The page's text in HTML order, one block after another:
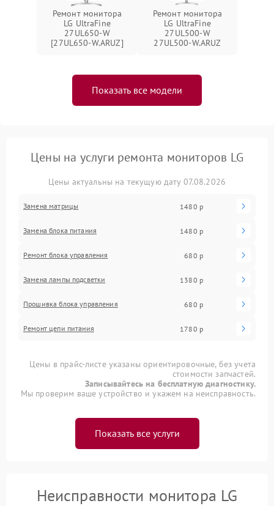
Ремонт монитора
LG UltraFine
27UL650-W
[27UL650-W.ARUZ]
Ремонт монитора
LG UltraFine
27UL500-W
27UL500-W.ARUZ
Показать все модели
Цены на услуги ремонта мониторов LG
Цены актуальны на текущую дату 07.08.2026
Замена матрицы 1480 р
Замена блока питания 1480 р
Ремонт блока управления 680 р
Замена лампы подсветки 1380 р
Прошивка блока управления 680 р
Ремонт цепи питания 1780 р
Цены в прайс-листе указаны ориентировочные, без учета
стоимости запчастей.
Записывайтесь на бесплатную диагностику.
Мы проверим ваше устройство и укажем на неисправность.
Показать все услуги
Неисправности монитора LG